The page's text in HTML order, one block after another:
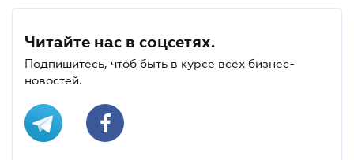
Читайте нас в соцсетях.
Подпишитесь, чтоб быть в курсе всех бизнес-
новостей.